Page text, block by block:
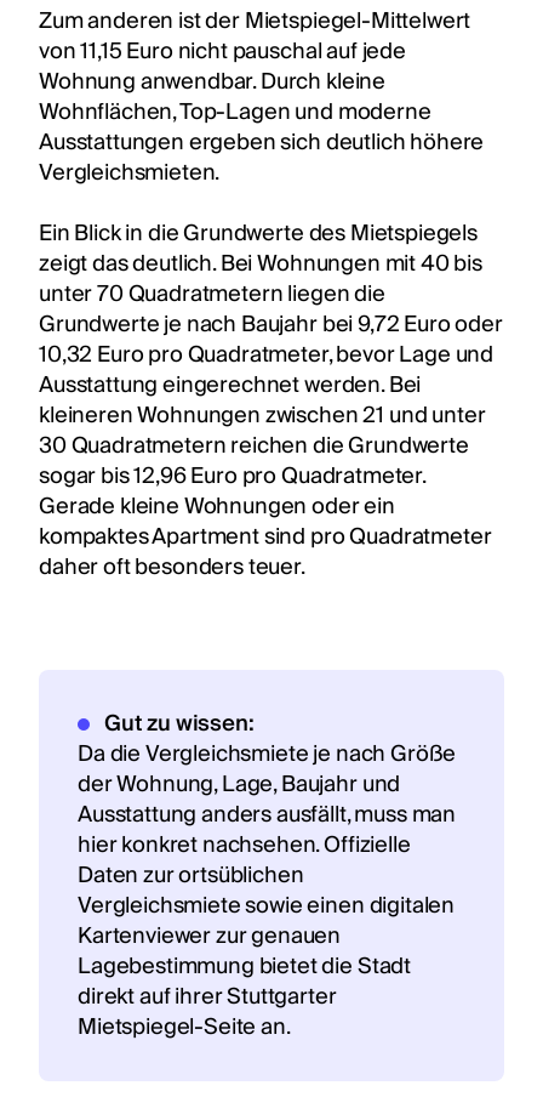
Zum anderen ist der Mietspiegel-Mittelwert
von 11,15 Euro nicht pauschal auf jede
Wohnung anwendbar. Durch kleine
Wohnflächen, Top-Lagen und moderne
Ausstattungen ergeben sich deutlich höhere
Vergleichsmieten.
Ein Blick in die Grundwerte des Mietspiegels
zeigt das deutlich. Bei Wohnungen mit 40 bis
unter 70 Quadratmetern liegen die
Grundwerte je nach Baujahr bei 9,72 Euro oder
10,32 Euro pro Quadratmeter, bevor Lage und
Ausstattung eingerechnet werden. Bei
kleineren Wohnungen zwischen 21 und unter
30 Quadratmetern reichen die Grundwerte
sogar bis 12,96 Euro pro Quadratmeter.
Gerade kleine Wohnungen oder ein
kompaktes Apartment sind pro Quadratmeter
daher oft besonders teuer.
Gut zu wissen:
Da die Vergleichsmiete je nach Größe
der Wohnung, Lage, Baujahr und
Ausstattung anders ausfällt, muss man
hier konkret nachsehen. Offizielle
Daten zur ortsüblichen
Vergleichsmiete sowie einen digitalen
Kartenviewer zur genauen
Lagebestimmung bietet die Stadt
direkt auf ihrer Stuttgarter
Mietspiegel-Seite an.